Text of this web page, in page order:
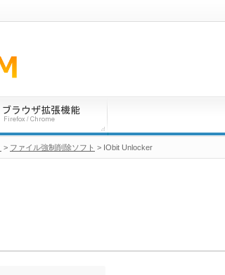
> ファイル強制削除ソフト > IObit Unlocker